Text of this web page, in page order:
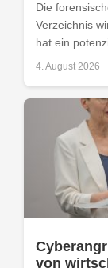
Die
Verzeichnis
hat ein
4. August 2026
von